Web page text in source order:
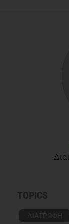
intake-linked-
TOPICS
ΔΙΑΤΡΟΦΗ